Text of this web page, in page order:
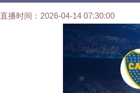
直播时间：2026-04-14 07:30:00